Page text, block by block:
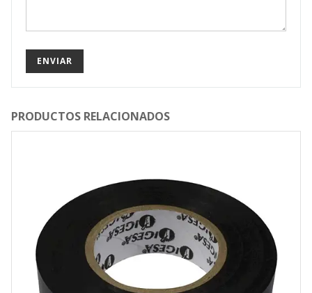
PRODUCTOS RELACIONADOS